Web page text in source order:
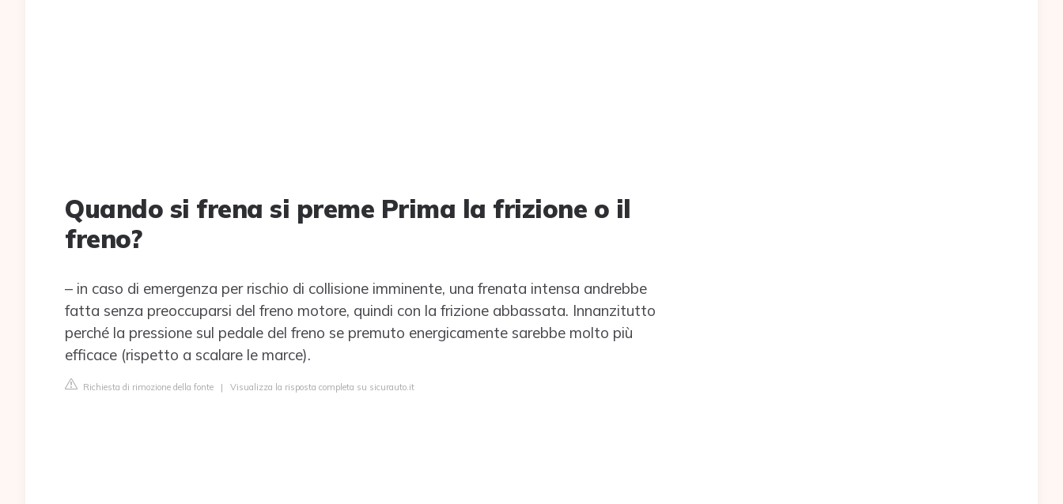
Quando si frena si preme Prima la frizione o il
freno?
– in caso di emergenza per rischio di collisione imminente, una frenata intensa andrebbe
fatta senza preoccuparsi del freno motore, quindi con la frizione abbassata. Innanzitutto
perché la pressione sul pedale del freno se premuto energicamente sarebbe molto più
efficace (rispetto a scalare le marce).
Richiesta di rimozione della fonte | Visualizza la risposta completa su sicurauto.it